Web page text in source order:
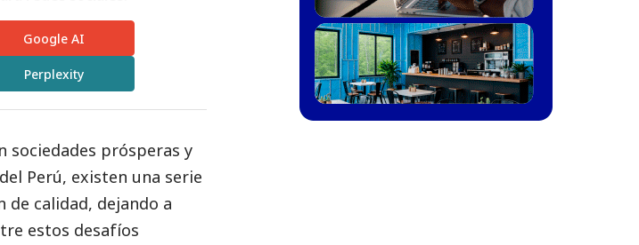
Google AI
Perplexity
sociedades prósperas y
Perú, existen una serie
de calidad, dejando a
estos desafíos